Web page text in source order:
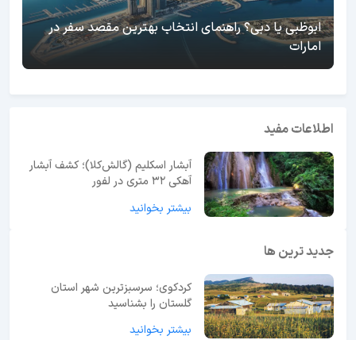
ابوظبی یا دبی؟ راهنمای انتخاب بهترین مقصد سفر در
امارات
اطلاعات مفید
آبشار اسکلیم (گالش‌کلا)؛ کشف آبشار
آهکی ۳۲ متری در لفور
بیشتر بخوانید
جدید ترین ها
کردکوی؛ سرسبزترین شهر استان
گلستان را بشناسید
بیشتر بخوانید